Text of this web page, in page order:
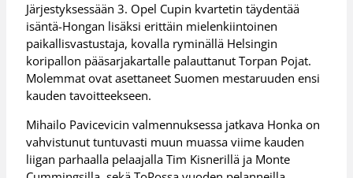
Järjestyksessään 3. Opel Cupin kvartetin täydentää
isäntä-Hongan lisäksi erittäin mielenkiintoinen
paikallisvastustaja, kovalla ryminällä Helsingin
koripallon pääsarjakartalle palauttanut Torpan Pojat.
Molemmat ovat asettaneet Suomen mestaruuden ensi
kauden tavoitteekseen.
Mihailo Pavicevicin valmennuksessa jatkava Honka on
vahvistunut tuntuvasti muun muassa viime kauden
liigan parhaalla pelaajalla Tim Kisnerillä ja Monte